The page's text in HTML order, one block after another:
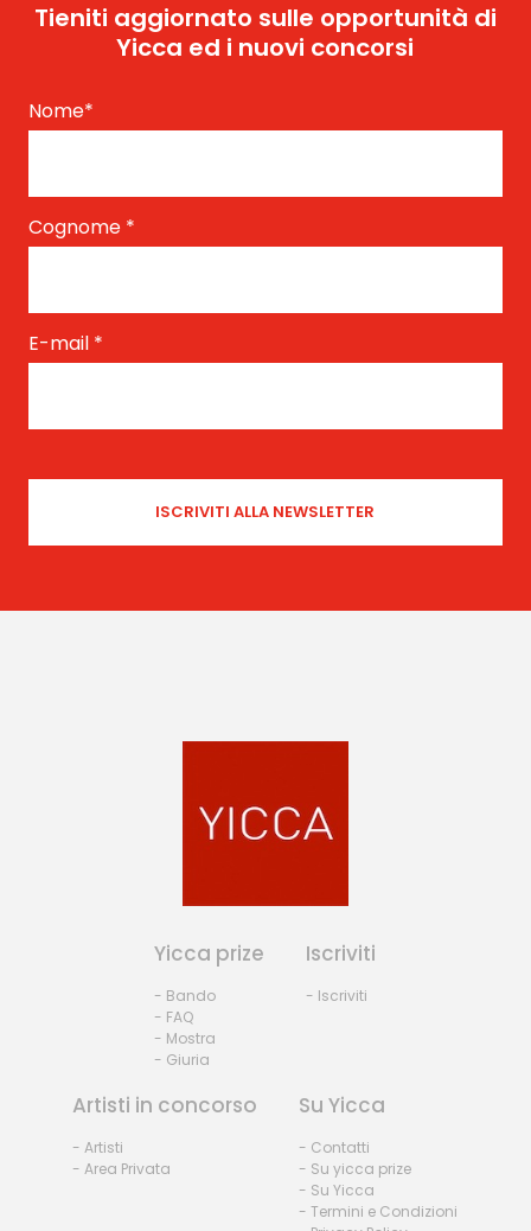
Tieniti aggiornato sulle opportunità di
Yicca ed i nuovi concorsi
Nome*
Cognome *
E-mail *
Yicca prize
- Bando
- FAQ
- Mostra
- Giuria
Iscriviti
- Iscriviti
Artisti in concorso
- Artisti
- Area Privata
Su Yicca
- Contatti
- Su yicca prize
- Su Yicca
- Termini e Condizioni